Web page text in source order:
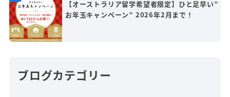
【オーストラリア留学希望者限定】ひと足早い”
お年玉キャンペーン” 2026年2月まで！
ブログカテゴリー